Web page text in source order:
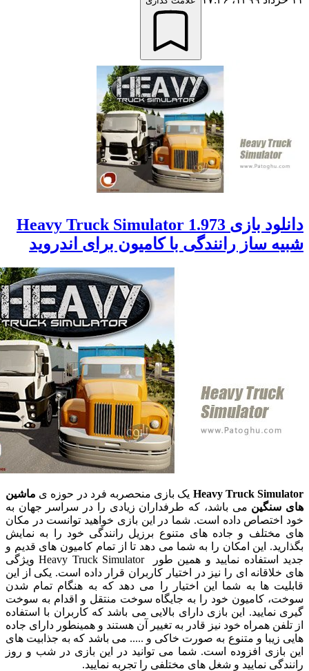
دانلود بازی Heavy Truck Simulator 1.973
ساز رانندگی با کامیون برای اندروید
Heavy Truck یک بازی منحصربه فرد در حوزه یماشین
می باشد، که طرفداران زیادی را در سراسر جهان به
داده است. شما در این بازی خواهید توانست در مکان
و جاده های متنوع برزیل رانندگی خود را به نمایش
این امکان را به شما می دهد تا از تمام کامیون های قدیم و
جدید استفاده نمایید و همین طور Heavy Truck Simulator ویژگی
ای را نیز در اختیار کاربران قرار داده است. یکی از این
ها به شما این اختیار را می دهد که به هنگام تمام شدن
کامیون خود را به جایگاه سوخت منتقل و اقدام به سوخت
این بازی دارای بالایی می باشد که کاربران با استفاده
همراه خود نیز قادر به تغییر آن هستند و همینطور دارای جاده
و متنوع به صورت خاکی و ..... می باشد که به جذابیت های
افزوده است. شما می توانید در این بازی در شب و روز
نمایید و شغل های مختلفی را تجربه نمایید.